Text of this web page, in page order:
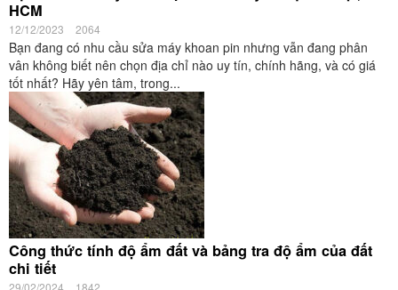
HCM
12/12/2023 2064
Bạn đang có nhu cầu sửa máy khoan pin nhưng vẫn đang phân
vân không biết nên chọn địa chỉ nào uy tín, chính hãng, và có giá
tốt nhất? Hãy yên tâm, trong...
Công thức tính độ ẩm đất và bảng tra độ ẩm của đất
chi tiết
29/02/2024 1842